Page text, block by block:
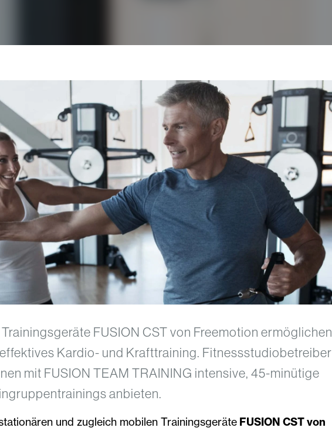
FUSION CST von Freemotion ermöglichen
Kardio- und Krafttraining. Fitnessstudiobetreiber
mit FUSION TEAM TRAINING intensive, 45-minütige
anbieten.
und zugleich mobilen Trainingsgeräte FUSION CST von